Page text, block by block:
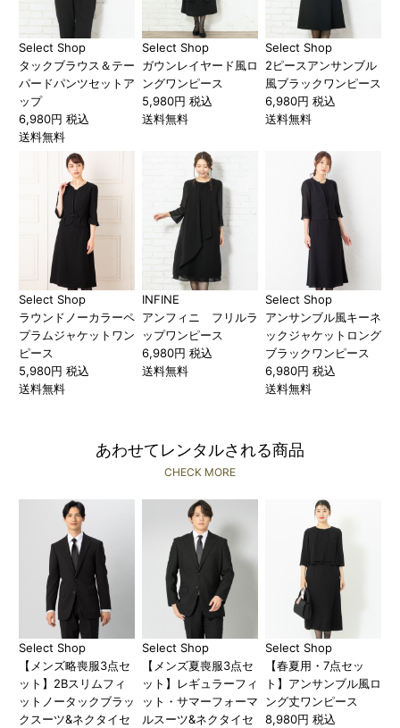
Select Shop
タックブラウス＆テー
パードパンツセットア
ップ
6,980円 税込
送料無料
Select Shop
ガウンレイヤード風ロ
ングワンピース
5,980円 税込
送料無料
Select Shop
2ピースアンサンブル
風ブラックワンピース
6,980円 税込
送料無料
Select Shop
ラウンドノーカラーペ
プラムジャケットワン
ピース
5,980円 税込
送料無料
INFINE
アンフィニ フリルラ
ップワンピース
6,980円 税込
送料無料
Select Shop
アンサンブル風キーネ
ックジャケットロング
ブラックワンピース
6,980円 税込
送料無料
あわせてレンタルされる商品
CHECK MORE
Select Shop
【メンズ略喪服3点セ
ット】2Bスリムフィ
ットノータックブラッ
クスーツ&ネクタイセ
Select Shop
【メンズ夏喪服3点セ
ット】レギュラーフィ
ット・サマーフォーマ
ルスーツ&ネクタイセ
Select Shop
【春夏用・7点セッ
ト】アンサンブル風ロ
ング丈ワンピース
8,980円 税込